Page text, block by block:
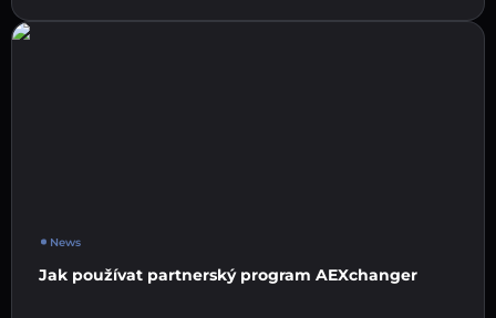
News
Jak používat partnerský program AEXchanger